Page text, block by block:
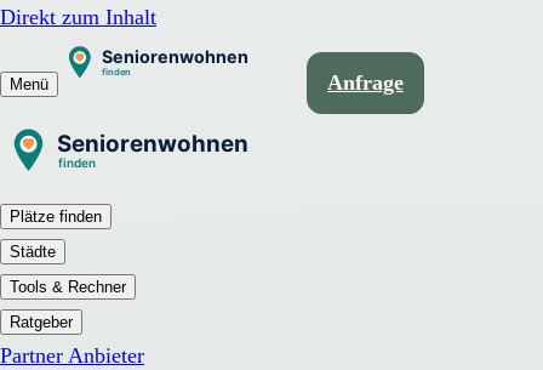
Direkt zum Inhalt
Menü Anfrage
Plätze finden
Städte
Tools & Rechner
Ratgeber
Partner Anbieter